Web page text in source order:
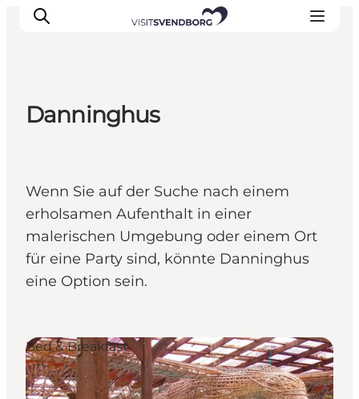
Shopping in Svendborg
Übernachtung
Den Urlaub planen
Danninghus
Wenn Sie auf der Suche nach einem
erholsamen Aufenthalt in einer
malerischen Umgebung oder einem Ort
für eine Party sind, könnte Danninghus
eine Option sein.
Bed & Breakfast